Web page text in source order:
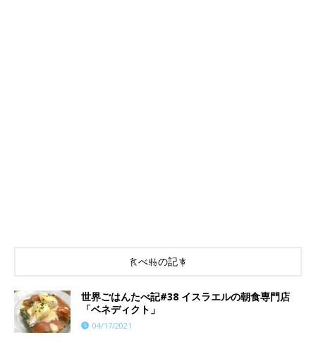
食べ物の記事
世界ごはんたべ記#38 イスラエルの朝食専門店
「ベネディクト」
04/17/2021